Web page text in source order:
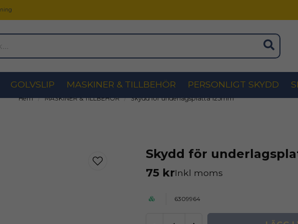
GOLVSLIP MASKINER & TILLBEHÖR PERSONLIGT SKYDD
Hem MASKINER & TILLBEHÖR Skydd för underlagsplatta 125mm
Skydd för
75 krInkl moms
6309964